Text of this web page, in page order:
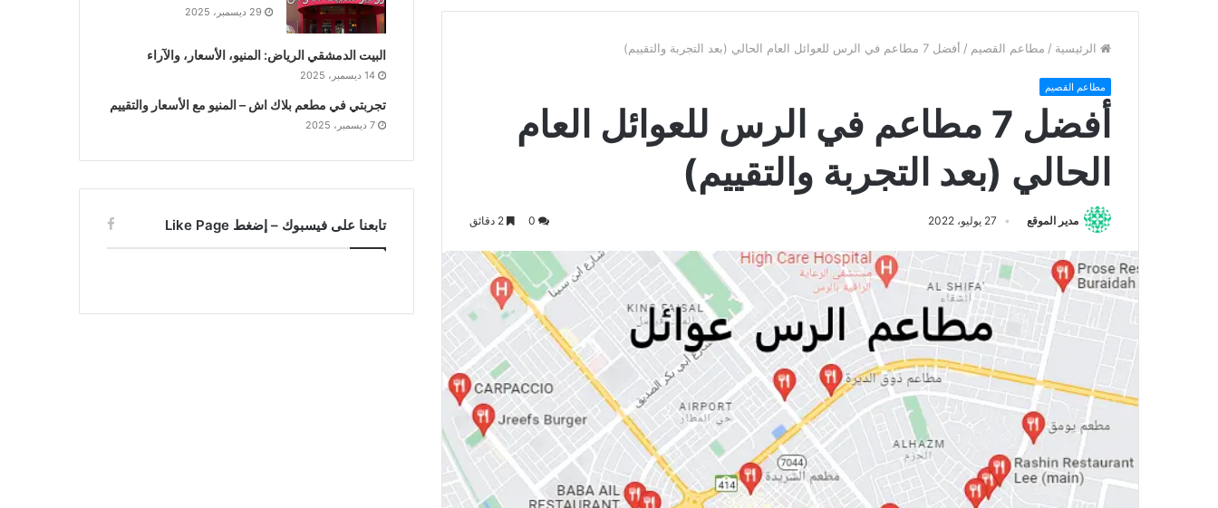
الرئيسية / مطاعم القصيم / أفضل 7 مطاعم في الرس للعوائل العام الحالي (بعد التجربة والتقييم)
مطاعم القصيم
أفضل 7 مطاعم في الرس للعوائل العام
الحالي (بعد التجربة والتقييم)
مدير الموقع 27 يوليو، 2022
29 ديسمبر، 2025
البيت الدمشقي الرياض: المنيو، الأسعار، والآراء
14 ديسمبر، 2025
تجربتي في مطعم بلاك اش – المنيو مع الأسعار والتقييم
7 ديسمبر، 2025
تابعنا على فيسبوك – إضغط Like Page